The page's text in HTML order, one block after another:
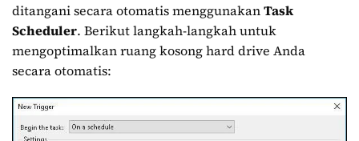
ditangani secara otomatis menggunakanTask
Scheduler. Berikut langkah-langkah untuk
mengoptimalkan ruang kosong hard drive Anda
secara otomatis: